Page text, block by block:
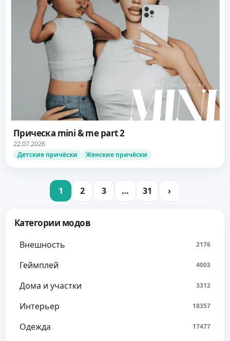
Категории модов
Внешность 2176
Геймплей 4003
Дома и участки 3312
Интерьер 18357
Одежда 17477
Прическа mini & me part 2
22.07.2026
Детские причёски Женские причёски
1 2 3 … 31 ›